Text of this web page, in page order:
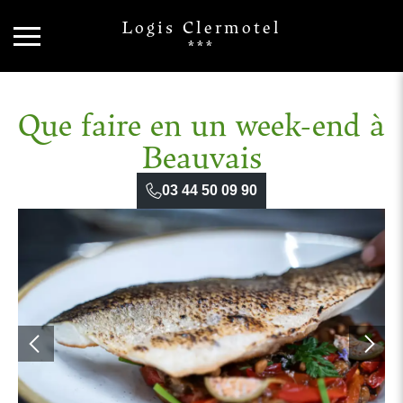
Logis Clermotel
***
Que faire en un week-end à
Beauvais
03 44 50 09 90